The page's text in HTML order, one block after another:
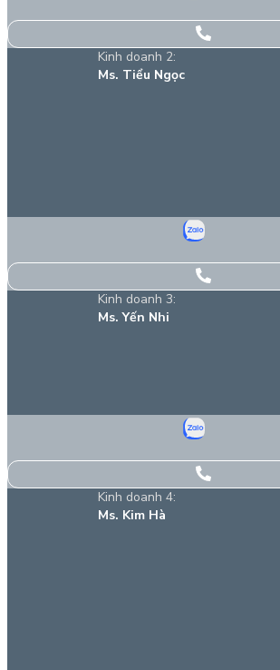
Kinh doanh 2:
Ms. Tiểu Ngọc
Kinh doanh 3:
Ms. Yến Nhi
Kinh doanh 4:
Ms. Kim Hà